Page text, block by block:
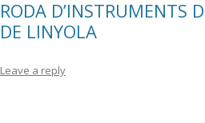
RODA D’INSTRUMENTS
DE LINYOLA
Leave a reply